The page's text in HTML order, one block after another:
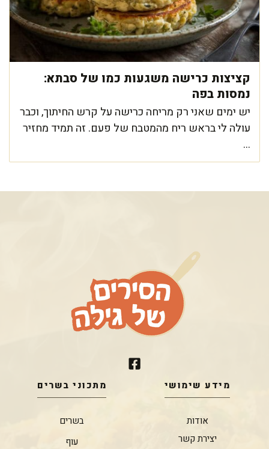
קציצות כרישה משגעות כמו של סבתא:
נמסות בפה
יש ימים שאני רק מריחה כרישה על קרש החיתוך, וכבר
עולה לי בראש ריח מהמטבח של פעם. זה תמיד מחזיר
...
מידע שימושי
אודות
יצירת קשר
מתכוני בשרים
בשרים
עוף